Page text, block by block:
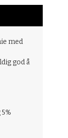
med
god å